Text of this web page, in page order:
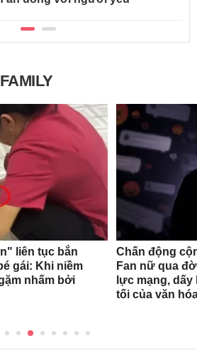
liên tục bắn
gái: Khi niềm
nhấm bởi
Chấn động
Fan nữ qua
lực mạng,
tối của văn